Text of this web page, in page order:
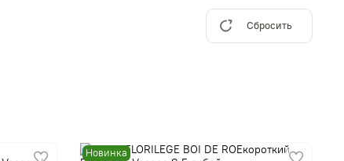
Сбросить
Новинка